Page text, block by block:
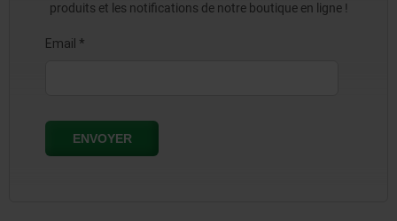
produits et les notifications de notre boutique en ligne !